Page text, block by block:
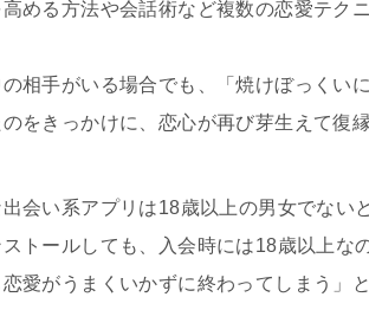
高める方法や会話術など複数の恋愛テク
相手がいる場合でも、「焼けぼっくい
をきっかけに、恋心が再び芽生えて復
出会い系アプリは18歳以上の男女でな
ストールしても、入会時には18歳以上な
恋愛がうまくいかずに終わってしまう